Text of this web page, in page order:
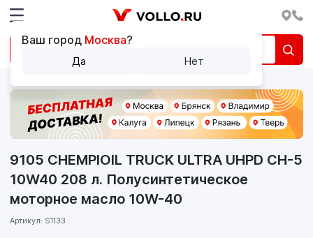
9105 CHEMPIOIL TRUCK ULTRA UHPD CH-5
10W40 208 л. Полусинтетическое
моторное масло 10W-40
Артикул: S1133
Ваш город Москва?
Да Нет